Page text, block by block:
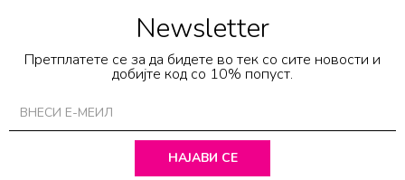
Newsletter
Претплатете се за да бидете во тек со сите новости и
добијте код со 10% попуст.
НАЈАВИ СЕ